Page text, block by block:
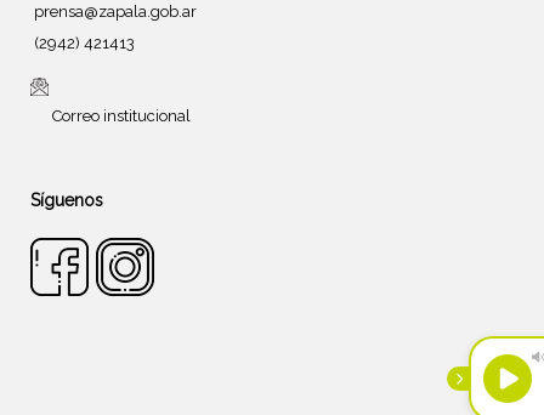
prensa@zapala.gob.ar
(2942) 421413
Correo institucional
Síguenos